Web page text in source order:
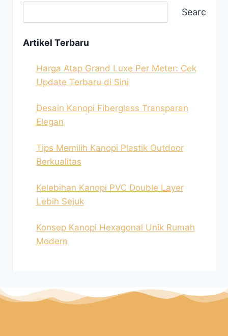
Search
Artikel Terbaru
Harga Atap Grand Luxe Per Meter: Cek
Update Terbaru di Sini
Desain Kanopi Fiberglass Transparan
Elegan
Tips Memilih Kanopi Plastik Outdoor
Berkualitas
Kelebihan Kanopi PVC Double Layer
Lebih Sejuk
Konsep Kanopi Hexagonal Unik Rumah
Modern